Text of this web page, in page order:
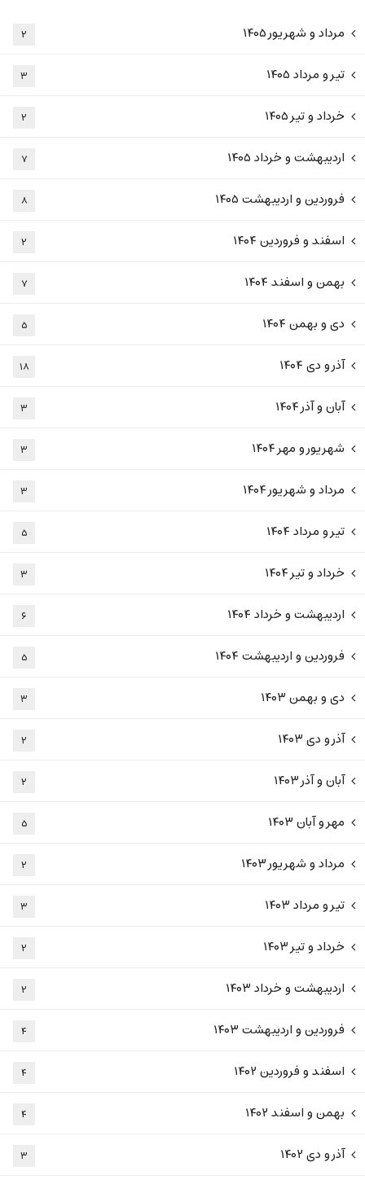
مرداد و شهریور ۱۴۰۵ ۲
تیر و مرداد ۱۴۰۵ ۳
خرداد و تیر ۱۴۰۵ ۲
اردیبهشت و خرداد ۱۴۰۵ ۷
فروردین و اردیبهشت ۱۴۰۵ ۸
اسفند و فروردین ۱۴۰۴ ۲
بهمن و اسفند ۱۴۰۴ ۷
دی و بهمن ۱۴۰۴ ۵
آذر و دی ۱۴۰۴ ۱۸
آبان و آذر ۱۴۰۴ ۳
شهریور و مهر ۱۴۰۴ ۳
مرداد و شهریور ۱۴۰۴ ۳
تیر و مرداد ۱۴۰۴ ۵
خرداد و تیر ۱۴۰۴ ۳
اردیبهشت و خرداد ۱۴۰۴ ۶
فروردین و اردیبهشت ۱۴۰۴ ۵
دی و بهمن ۱۴۰۳ ۳
آذر و دی ۱۴۰۳ ۲
آبان و آذر ۱۴۰۳ ۲
مهر و آبان ۱۴۰۳ ۵
مرداد و شهریور ۱۴۰۳ ۲
تیر و مرداد ۱۴۰۳ ۳
خرداد و تیر ۱۴۰۳ ۲
اردیبهشت و خرداد ۱۴۰۳ ۲
فروردین و اردیبهشت ۱۴۰۳ ۴
اسفند و فروردین ۱۴۰۲ ۴
بهمن و اسفند ۱۴۰۲ ۴
آذر و دی ۱۴۰۲ ۳